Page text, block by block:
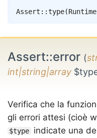
Assert ::type(
Assert::error (
int|string|array
Verifica che la
gli errori attesi (cioè
$type indicate una